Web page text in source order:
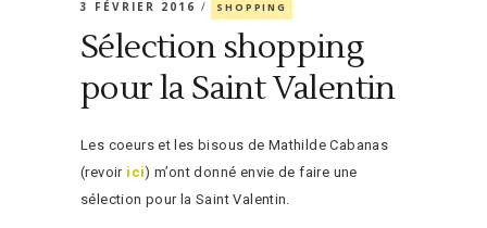
3 FÉVRIER 2016 SHOPPING
Sélection shopping
pour la Saint Valentin
Les coeurs et les bisous de Mathilde Cabanas
(revoir ici) m’ont donné envie de faire une
sélection pour la Saint Valentin.